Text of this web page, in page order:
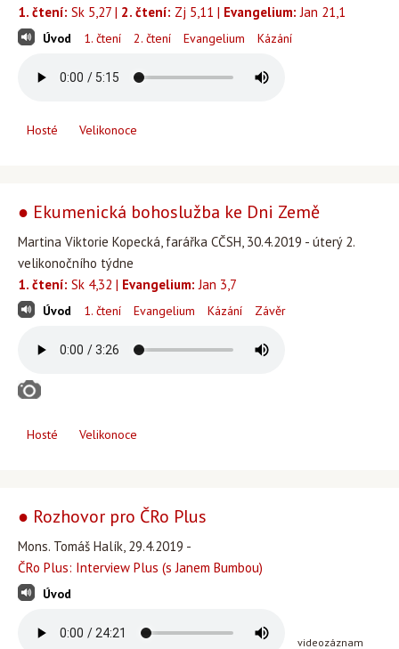
1. čtení: Sk 5,27 | 2. čtení: Zj 5,11 | Evangelium: Jan 21,1
Úvod 1. čtení 2. čtení Evangelium Kázání
Hosté Velikonoce
● Ekumenická bohoslužba ke Dni Země
Martina Viktorie Kopecká, farářka CČSH, 30.4.2019 - úterý 2.
velikonočního týdne
1. čtení: Sk 4,32 | Evangelium: Jan 3,7
Úvod 1. čtení Evangelium Kázání Závěr
Hosté Velikonoce
● Rozhovor pro ČRo Plus
Mons. Tomáš Halík, 29.4.2019 -
ČRo Plus: Interview Plus (s Janem Bumbou)
Úvod
videozáznam